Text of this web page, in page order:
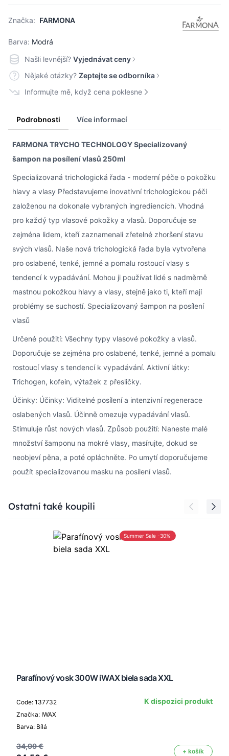
Značka: FARMONA
Barva: Modrá
Našli levnější? Vyjednávat ceny
Nějaké otázky? Zeptejte se odborníka
Informujte mě, když cena poklesne
Podrobnosti Více informací
FARMONA TRYCHO TECHNOLOGY Specializovaný
šampon na posílení vlasů 250ml
Specializovaná trichologická řada - moderní péče o pokožku
hlavy a vlasy Představujeme inovativní trichologickou péči
založenou na dokonale vybraných ingrediencích. Vhodná
pro každý typ vlasové pokožky a vlasů. Doporučuje se
zejména lidem, kteří zaznamenali zřetelné zhoršení stavu
svých vlasů. Naše nová trichologická řada byla vytvořena
pro oslabené, tenké, jemné a pomalu rostoucí vlasy s
tendencí k vypadávání. Mohou ji používat lidé s nadměrně
mastnou pokožkou hlavy a vlasy, stejně jako ti, kteří mají
problémy se suchostí. Specializovaný šampon na posílení
vlasů
Určené použití: Všechny typy vlasové pokožky a vlasů.
Doporučuje se zejména pro oslabené, tenké, jemné a pomalu
rostoucí vlasy s tendencí k vypadávání. Aktivní látky:
Trichogen, kofein, výtažek z přesličky.
Účinky: Účinky: Viditelné posílení a intenzivní regenerace
oslabených vlasů. Účinně omezuje vypadávání vlasů.
Stimuluje růst nových vlasů. Způsob použití: Naneste malé
množství šamponu na mokré vlasy, masírujte, dokud se
neobjeví pěna, a poté opláchněte. Po umytí doporučujeme
použít specializovanou masku na posílení vlasů.
Press to skip carousel
Ostatní také koupili
Summer Sale -30%
Parafínový vosk 300W iWAX biela sada XXL
Code: 137732
Značka: IWAX
Barva: Bílá
K dispozici produkt
34,99 €
+ košík